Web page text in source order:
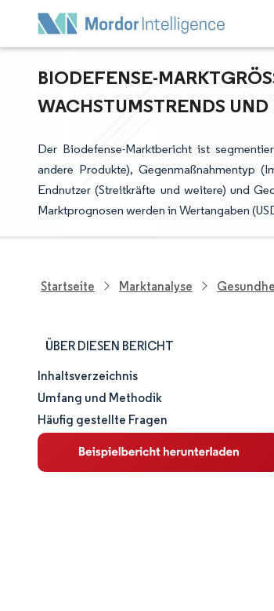
BIODEFENSE-
ACHSTUMSTRENDS UND
Der Biodefense-Marktbericht ist
andere Produkte), Gegenmaßnahmentyp
Endnutzer (Streitkräfte und weitere) und
Marktprognosen werden in Wertangaben
Startseite Marktanalyse
ÜBER DIESEN BERICHT
Marktgröße und -anteil
Marktanalyse
Trends und Einblicke
Inhaltsverzeichnis
Umfang und Methodik
Häufig gestellte Fragen